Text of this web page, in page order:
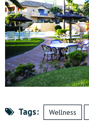
Tags: Wellness